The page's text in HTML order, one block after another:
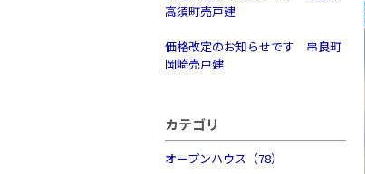
高須町売戸建
価格改定のお知らせです 串良町
岡崎売戸建
カテゴリ
オープンハウス（78）